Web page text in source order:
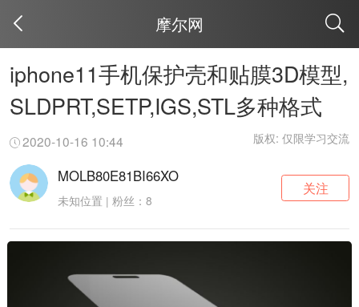
摩尔网
iphone11手机保护壳和贴膜3D模型,
SLDPRT,SETP,IGS,STL多种格式
2020-10-16 10:44 版权: 仅限学习交流
MOLB80E81BI66XO
未知位置 | 粉丝：8
关注
取消